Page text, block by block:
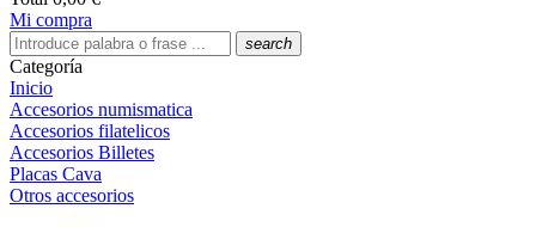
Mi compra
search
Categoría
Inicio
Accesorios numismatica
Accesorios filatelicos
Accesorios Billetes
Placas Cava
Otros accesorios